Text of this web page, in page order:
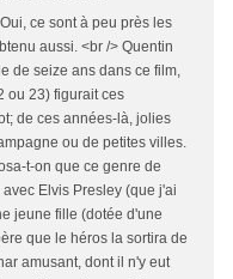
ce sont à peu près les
aussi. <br /> Quentin
de seize ans dans ce film,
ou 23) figurait ces
de ces années-là, jolies
ou de petites villes.
t-on que ce genre de
Elvis Presley (que j'ai
jeune fille (dotée d'une
que le héros la sortira de
amusant, dont il n'y eut